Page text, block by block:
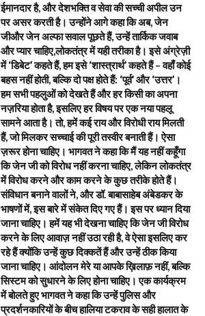
ईमानदार है, और देशभक्ति व सेवा की सच्ची अपील उन
पर असर करती है। उन्होंने आगे कहा कि अब, जेन
जीऔर जेन अल्फा सवाल पूछते हैं, उन्हें तार्किक जवाब
और प्यार चाहिए,लोकतंत्र में यही तरीका है। इसे अंग्रेज़ी
में ‘डिबेट’ कहते हैं, हम इसे ‘शास्त्रार्थ’ कहते हैं – वहाँ कोई
बहस नहीं होती, बल्कि दो पक्ष होते हैं: ‘पूर्व’ और ‘उत्तर’।
हम सभी पहलुओं को देखते हैं और हर किसी का अपना
नज़रिया होता है, इसलिए हर विषय पर एक नया पहलू
सामने आता है। तो, हमें कई राय और विरोधी राय मिलती
हैं, जो मिलकर सच्चाई की पूरी तस्वीर बनाती हैं। ऐसा
ज़रूर होना चाहिए। भागवत ने कहा कि मैं यह नहीं कहूँगा
कि जेन जी को विरोध नहीं करना चाहिए, लेकिन लोकतंत्र
में विरोध करने और काम करने के कुछ तरीके होते हैं।
संविधान बनाने वालों ने, और डॉ. बाबासाहेब अंबेडकर के
भाषणों में, इस बारे में संकेत दिए गए हैं। इस पर ध्यान दिया
जाना चाहिए। हमें यह भी देखना चाहिए कि जेन जी विरोध
करने के लिए आवाज़ नहीं उठा रही है, वे ऐसा इसलिए कर
रहे हैं क्योंकि उन्हें कुछ दिक्कतें हैं और उन्हें ठीक किया
जाना चाहिए। आंदोलन मेरे या आपके ख़िलाफ़ नहीं, बल्कि
सिस्टम को सुधारने के लिए होना चाहिए। एक कार्यक्रम
में बोलते हुए भागवत ने कहा कि उन्हें पुलिस और
प्रदर्शनकारियों के बीच हालिया टकराव के सही हालात के